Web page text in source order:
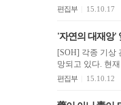
편집부 15.10.17
'자연의 대재앙'
[SOH] 각종 기상
망되
편집부 15.10.12